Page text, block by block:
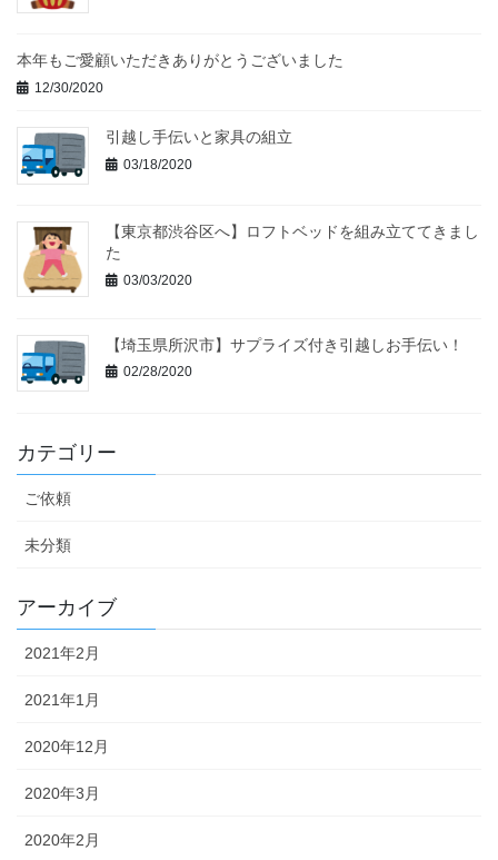
本年もご愛顧いただきありがとうございました
12/30/2020
引越し手伝いと家具の組立
03/18/2020
【東京都渋谷区へ】ロフトベッドを組み立ててきまし
た
03/03/2020
【埼玉県所沢市】サプライズ付き引越しお手伝い！
02/28/2020
カテゴリー
ご依頼
未分類
アーカイブ
2021年2月
2021年1月
2020年12月
2020年3月
2020年2月